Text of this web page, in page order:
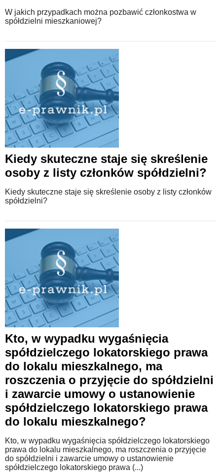
W jakich przypadkach można pozbawić członkostwa w
spółdzielni mieszkaniowej?
Kiedy skuteczne staje się skreślenie
osoby z listy członków spółdzielni?
Kiedy skuteczne staje się skreślenie osoby z listy członków
spółdzielni?
Kto, w wypadku wygaśnięcia
spółdzielczego lokatorskiego prawa
do lokalu mieszkalnego, ma
roszczenia o przyjęcie do spółdzielni
i zawarcie umowy o ustanowienie
spółdzielczego lokatorskiego prawa
do lokalu mieszkalnego?
Kto, w wypadku wygaśnięcia spółdzielczego lokatorskiego
prawa do lokalu mieszkalnego, ma roszczenia o przyjęcie
do spółdzielni i zawarcie umowy o ustanowienie
spółdzielczego lokatorskiego prawa (...)